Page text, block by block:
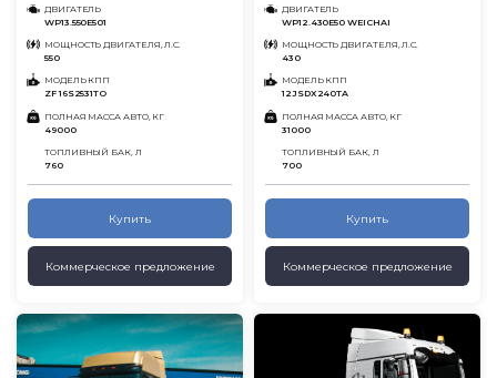
ДВИГАТЕЛЬ
WP13.550E501
МОЩНОСТЬ ДВИГАТЕЛЯ, Л.С.
550
МОДЕЛЬ КПП
ZF 16S2531TO
ПОЛНАЯ МАССА АВТО, КГ
49000
ТОПЛИВНЫЙ БАК, Л
760
Купить
Коммерческое предложение
ДВИГАТЕЛЬ
WP12.430E50 WEICHAI
МОЩНОСТЬ ДВИГАТЕЛЯ, Л.С.
430
МОДЕЛЬ КПП
12JSDX240TA
ПОЛНАЯ МАССА АВТО, КГ
31000
ТОПЛИВНЫЙ БАК, Л
700
Купить
Коммерческое предложение